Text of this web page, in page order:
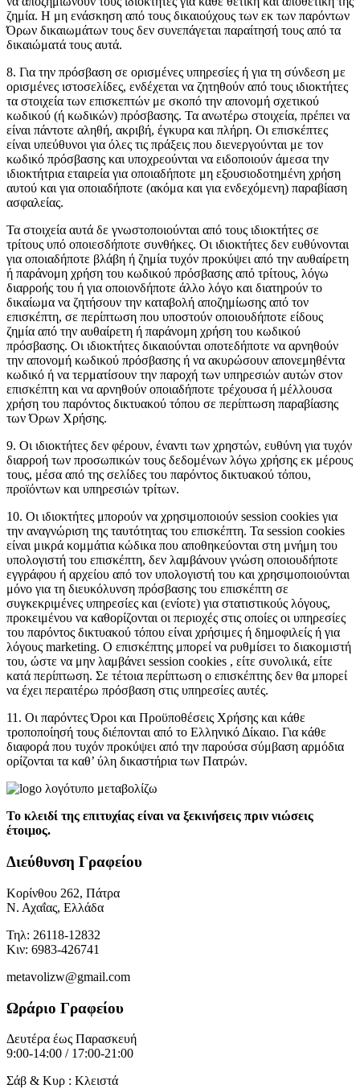
ζημία. Η μη ενάσκηση από τους δικαιούχους των εκ των παρόντων
Όρων δικαιωμάτων τους δεν συνεπάγεται παραίτησή τους από τα
δικαιώματά τους αυτά.
8. Για την πρόσβαση σε ορισμένες υπηρεσίες ή για τη σύνδεση με
ορισμένες ιστοσελίδες, ενδέχεται να ζητηθούν από τους ιδιοκτήτες
τα στοιχεία των επισκεπτών με σκοπό την απονομή σχετικού
κωδικού (ή κωδικών) πρόσβασης. Τα ανωτέρω στοιχεία, πρέπει να
είναι πάντοτε αληθή, ακριβή, έγκυρα και πλήρη. Οι επισκέπτες
είναι υπεύθυνοι για όλες τις πράξεις που διενεργούνται με τον
κωδικό πρόσβασης και υποχρεούνται να ειδοποιούν άμεσα την
ιδιοκτήτρια εταιρεία για οποιαδήποτε μη εξουσιοδοτημένη χρήση
αυτού και για οποιαδήποτε (ακόμα και για ενδεχόμενη) παραβίαση
ασφαλείας.
Τα στοιχεία αυτά δε γνωστοποιούνται από τους ιδιοκτήτες σε
τρίτους υπό οποιεσδήποτε συνθήκες. Οι ιδιοκτήτες δεν ευθύνονται
για οποιαδήποτε βλάβη ή ζημία τυχόν προκύψει από την αυθαίρετη
ή παράνομη χρήση του κωδικού πρόσβασης από τρίτους, λόγω
διαρροής του ή για οποιονδήποτε άλλο λόγο και διατηρούν το
δικαίωμα να ζητήσουν την καταβολή αποζημίωσης από τον
επισκέπτη, σε περίπτωση που υποστούν οποιουδήποτε είδους
ζημία από την αυθαίρετη ή παράνομη χρήση του κωδικού
πρόσβασης. Οι ιδιοκτήτες δικαιούνται οποτεδήποτε να αρνηθούν
την απονομή κωδικού πρόσβασης ή να ακυρώσουν απονεμηθέντα
κωδικό ή να τερματίσουν την παροχή των υπηρεσιών αυτών στον
επισκέπτη και να αρνηθούν οποιαδήποτε τρέχουσα ή μέλλουσα
χρήση του παρόντος δικτυακού τόπου σε περίπτωση παραβίασης
των Όρων Χρήσης.
9. Οι ιδιοκτήτες δεν φέρουν, έναντι των χρηστών, ευθύνη για τυχόν
διαρροή των προσωπικών τους δεδομένων λόγω χρήσης εκ μέρους
τους, μέσα από της σελίδες του παρόντος δικτυακού τόπου,
προϊόντων και υπηρεσιών τρίτων.
10. Οι ιδιοκτήτες μπορούν να χρησιμοποιούν session cookies για
την αναγνώριση της ταυτότητας του επισκέπτη. Τα session cookies
είναι μικρά κομμάτια κώδικα που αποθηκεύονται στη μνήμη του
υπολογιστή του επισκέπτη, δεν λαμβάνουν γνώση οποιουδήποτε
εγγράφου ή αρχείου από τον υπολογιστή του και χρησιμοποιούνται
μόνο για τη διευκόλυνση πρόσβασης του επισκέπτη σε
συγκεκριμένες υπηρεσίες και (ενίοτε) για στατιστικούς λόγους,
προκειμένου να καθορίζονται οι περιοχές στις οποίες οι υπηρεσίες
του παρόντος δικτυακού τόπου είναι χρήσιμες ή δημοφιλείς ή για
λόγους marketing. O επισκέπτης μπορεί να ρυθμίσει το διακομιστή
του, ώστε να μην λαμβάνει session cookies , είτε συνολικά, είτε
κατά περίπτωση. Σε τέτοια περίπτωση ο επισκέπτης δεν θα μπορεί
να έχει περαιτέρω πρόσβαση στις υπηρεσίες αυτές.
11. Οι παρόντες Όροι και Προϋποθέσεις Χρήσης και κάθε
τροποποίησή τους διέπονται από το Ελληνικό Δίκαιο. Για κάθε
διαφορά που τυχόν προκύψει από την παρούσα σύμβαση αρμόδια
ορίζονται τα καθ’ ύλη δικαστήρια των Πατρών.
Το κλειδί της επιτυχίας είναι να ξεκινήσεις πριν νιώσεις
έτοιμος.
Διεύθυνση Γραφείου
Κορίνθου 262, Πάτρα
Ν. Αχαΐας, Ελλάδα
Τηλ: 26118-12832
Κιν: 6983-426741
metavolizw@gmail.com
Ωράριο Γραφείου
Δευτέρα έως Παρασκευή
9:00-14:00 / 17:00-21:00
Σάβ & Κυρ : Κλειστά